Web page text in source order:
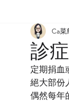
專欄 - 大公文匯網
診
Ca菜
定期捐血
絕大部份
偶然每年